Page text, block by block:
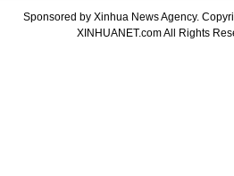
Sponsored by Xinhua News Agency.
XINHUANET.com All Rights